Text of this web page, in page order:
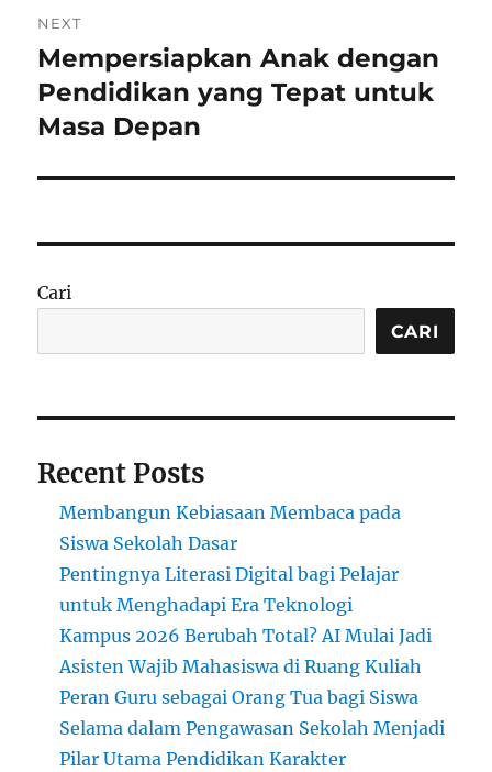
NEXT
Next
post:
Mempersiapkan Anak dengan
Pendidikan yang Tepat untuk
Masa Depan
Cari
CARI
Recent Posts
Membangun Kebiasaan Membaca pada
Siswa Sekolah Dasar
Pentingnya Literasi Digital bagi Pelajar
untuk Menghadapi Era Teknologi
Kampus 2026 Berubah Total? AI Mulai Jadi
Asisten Wajib Mahasiswa di Ruang Kuliah
Peran Guru sebagai Orang Tua bagi Siswa
Selama dalam Pengawasan Sekolah Menjadi
Pilar Utama Pendidikan Karakter